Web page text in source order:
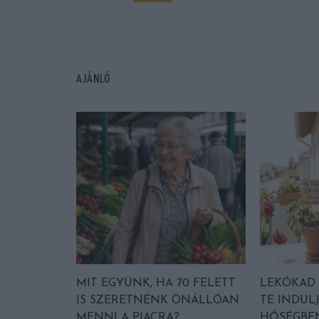
AJÁNLÓ
MIT EGYÜNK, HA 70 FELETT
IS SZERETNÉNK ÖNÁLLÓAN
TE